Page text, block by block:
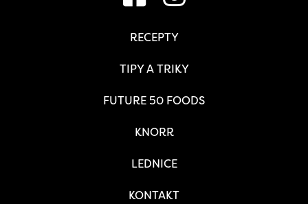
RECEPTY
TIPY A TRIKY
FUTURE 50 FOODS
KNORR
LEDNICE
KONTAKT